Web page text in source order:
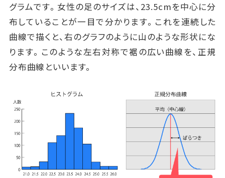
グラムです。女性の足のサイズは、23.5cmを中心に分
布していることが一目で分かります。これを連続した
曲線で描くと、右のグラフのように山のような形状にな
ります。このような左右対称で裾の広い曲線を、正規
分布曲線といいます。